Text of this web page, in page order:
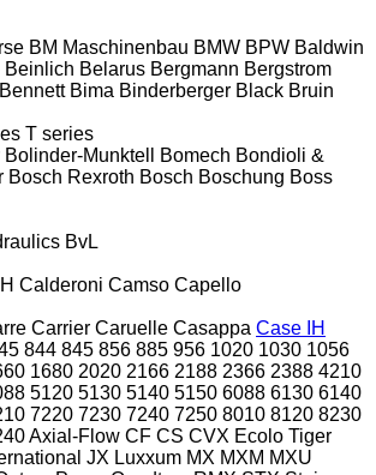
BM Maschinenbau BMW BPW Baldwin
Beinlich Belarus Bergmann Bergstrom
Bima Binderberger Black Bruin
T series
Bolinder-Munktell Bomech Bondioli &
Bosch Rexroth Bosch Boschung Boss
BvL
Calderoni Camso Capello
Carrier Caruelle Casappa Case IH
844 845 856 885 956 1020 1030 1056
1680 2020 2166 2188 2366 2388 4210
5120 5130 5140 5150 6088 6130 6140
7220 7230 7240 7250 8010 8120 8230
Axial-Flow CF CS CVX Ecolo Tiger
JX Luxxum MX MXM MXU